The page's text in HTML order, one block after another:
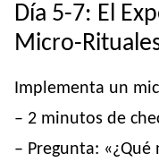
Día 5-7: El
Micro-
Implementa un
– 2 minutos de
– Pregunta: